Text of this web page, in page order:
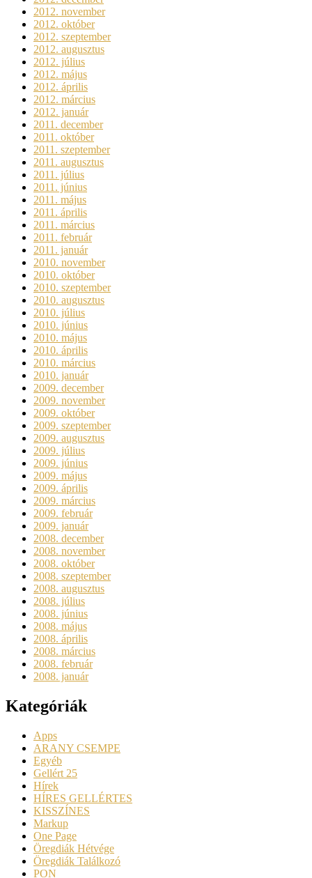
2012. november
2012. október
2012. szeptember
2012. augusztus
2012. július
2012. május
2012. április
2012. március
2012. január
2011. december
2011. október
2011. szeptember
2011. augusztus
2011. július
2011. június
2011. május
2011. április
2011. március
2011. február
2011. január
2010. november
2010. október
2010. szeptember
2010. augusztus
2010. július
2010. június
2010. május
2010. április
2010. március
2010. január
2009. december
2009. november
2009. október
2009. szeptember
2009. augusztus
2009. július
2009. június
2009. május
2009. április
2009. március
2009. február
2009. január
2008. december
2008. november
2008. október
2008. szeptember
2008. augusztus
2008. július
2008. június
2008. május
2008. április
2008. március
2008. február
2008. január
Kategóriák
Apps
ARANY CSEMPE
Egyéb
Gellért 25
Hírek
HÍRES GELLÉRTES
KISSZÍNES
Markup
One Page
Öregdiák Hétvége
Öregdiák Találkozó
PON